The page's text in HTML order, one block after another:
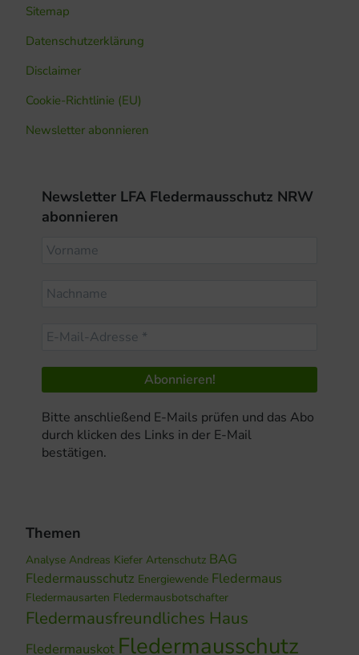
Sitemap
Datenschutzerklärung
Disclaimer
Cookie-Richtlinie (EU)
Newsletter abonnieren
Newsletter LFA Fledermausschutz NRW
abonnieren
Bitte anschließend E-Mails prüfen und das Abo
durch klicken des Links in der E-Mail
bestätigen.
Themen
Analyse Andreas Kiefer Artenschutz BAG
Fledermausschutz Energiewende Fledermaus
Fledermausarten Fledermausbotschafter
Fledermausfreundliches Haus
Fledermauskot Fledermausschutz